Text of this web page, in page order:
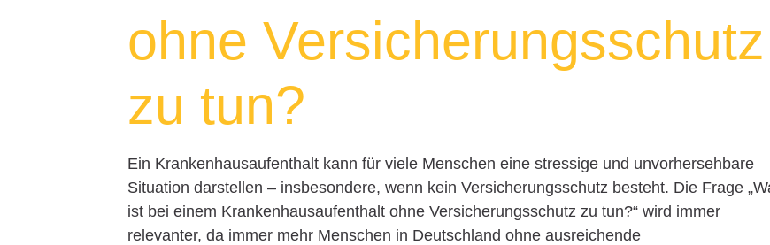
ohne Versicherungsschutz
zu tun?
Ein Krankenhausaufenthalt kann für viele Menschen eine stressige und unvorhersehbare
Situation darstellen – insbesondere, wenn kein Versicherungsschutz besteht. Die Frage
ist bei einem Krankenhausaufenthalt ohne Versicherungsschutz zu tun?“ wird immer
relevanter, da immer mehr Menschen in Deutschland ohne ausreichende